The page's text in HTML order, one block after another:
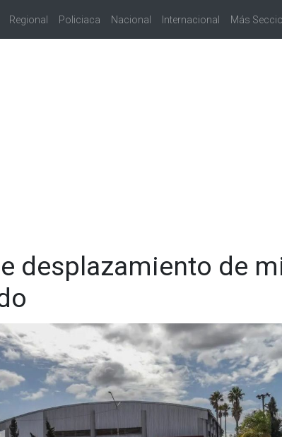
Regional Policiaca Nacional Internacional Más
desplazamiento de